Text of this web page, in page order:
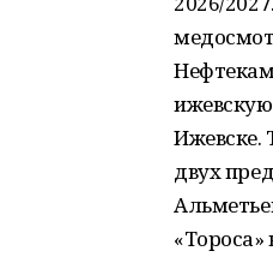
Ижевске.
двух